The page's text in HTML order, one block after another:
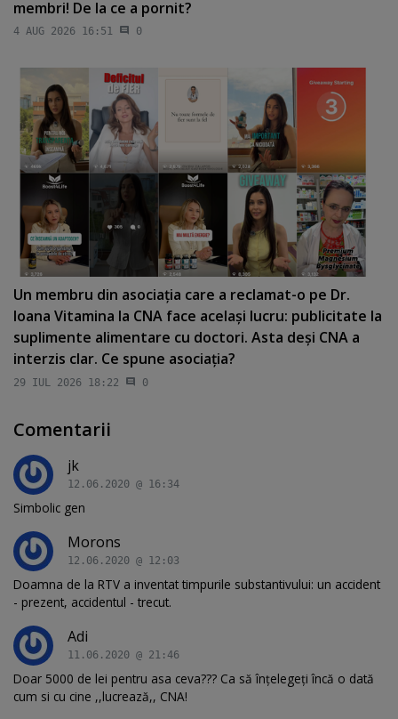
membri! De la ce a pornit?
4 AUG 2026 16:51 0
Un membru din asociaţia care a reclamat-o pe Dr.
Ioana Vitamina la CNA face acelaşi lucru: publicitate la
suplimente alimentare cu doctori. Asta deşi CNA a
interzis clar. Ce spune asociaţia?
29 IUL 2026 18:22 0
Comentarii
jk
12.06.2020 @ 16:34
Simbolic gen
Morons
12.06.2020 @ 12:03
Doamna de la RTV a inventat timpurile substantivului: un accident
- prezent, accidentul - trecut.
Adi
11.06.2020 @ 21:46
Doar 5000 de lei pentru asa ceva??? Ca să înțelegeți încă o dată
cum si cu cine ,,lucrează,, CNA!